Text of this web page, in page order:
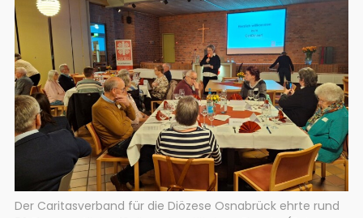
Der Caritasverband für die Diözese Osnabrück ehrte rund